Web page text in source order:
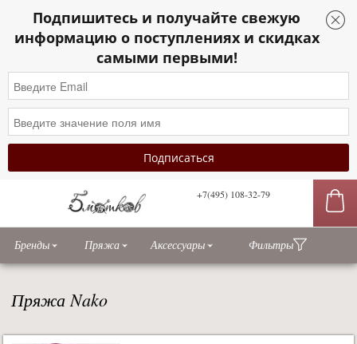
Подпишитесь и получайте свежую
информацию о поступлениях и скидках
самыми первыми!
+7(495) 108-32-79
Бренды Пряжа Аксессуары Фильтры
Пряжа Nako